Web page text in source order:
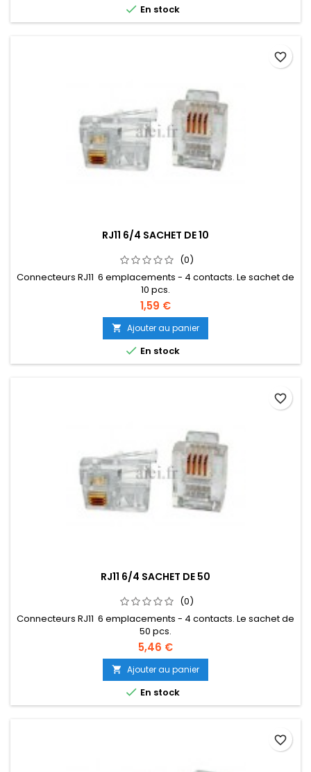
 En stock
RJ11 6/4 SACHET DE 10
(0)
Connecteurs RJ11 6 emplacements - 4 contacts. Le sachet de
10 pcs.
1,59 €
 Ajouter au panier
 En stock
favorite_border
RJ11 6/4 SACHET DE 50
(0)
Connecteurs RJ11 6 emplacements - 4 contacts. Le sachet de
50 pcs.
5,46 €
 Ajouter au panier
 En stock
favorite_border
favorite_border